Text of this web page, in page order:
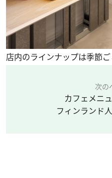
店内のラインナップは季節ご
次の
カフェメニ
フィンランド